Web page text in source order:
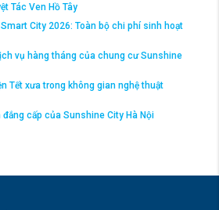
Tác Ven Hồ Tây
City 2026: Toàn bộ chi phí sinh hoạt
vụ hàng tháng của chung cư Sunshine
Tết xưa trong không gian nghệ thuật
cấp của Sunshine City Hà Nội